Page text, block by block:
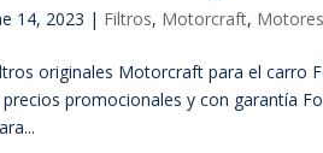
14, 2023 | Filtros, Motorcraft,
originales Motorcraft para el carro
promocionales y con garantía